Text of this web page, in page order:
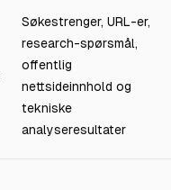
Søkestrenger, URL-er,
research-spørsmål,
offentlig
nettsideinnhold og
tekniske
analyseresultater